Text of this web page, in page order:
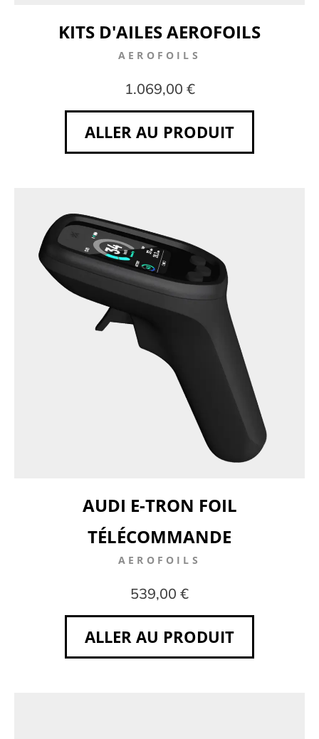
KITS D'AILES AEROFOILS
AEROFOILS
1.069,00 €
ALLER AU PRODUIT
AUDI E-TRON FOIL
TÉLÉCOMMANDE
AEROFOILS
539,00 €
ALLER AU PRODUIT